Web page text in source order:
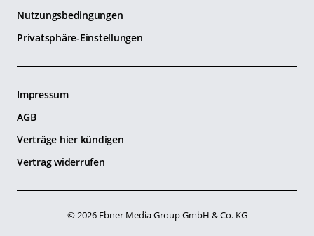
Nutzungsbedingungen
Privatsphäre-Einstellungen
Impressum
AGB
Verträge hier kündigen
Vertrag widerrufen
© 2026 Ebner Media Group GmbH & Co. KG